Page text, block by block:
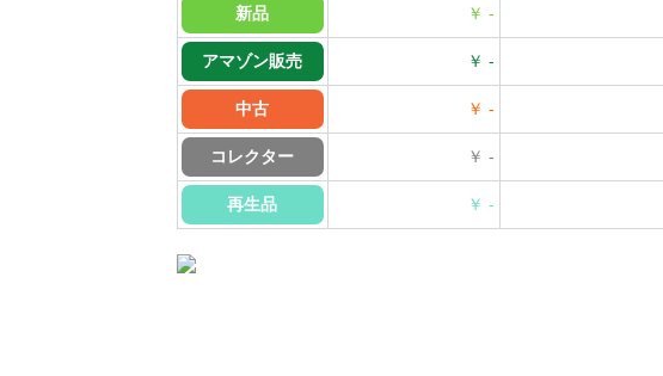
新品 ￥ -
アマゾン販売 ￥ -
中古 ￥ -
コレクター ￥ -
再生品 ￥ -